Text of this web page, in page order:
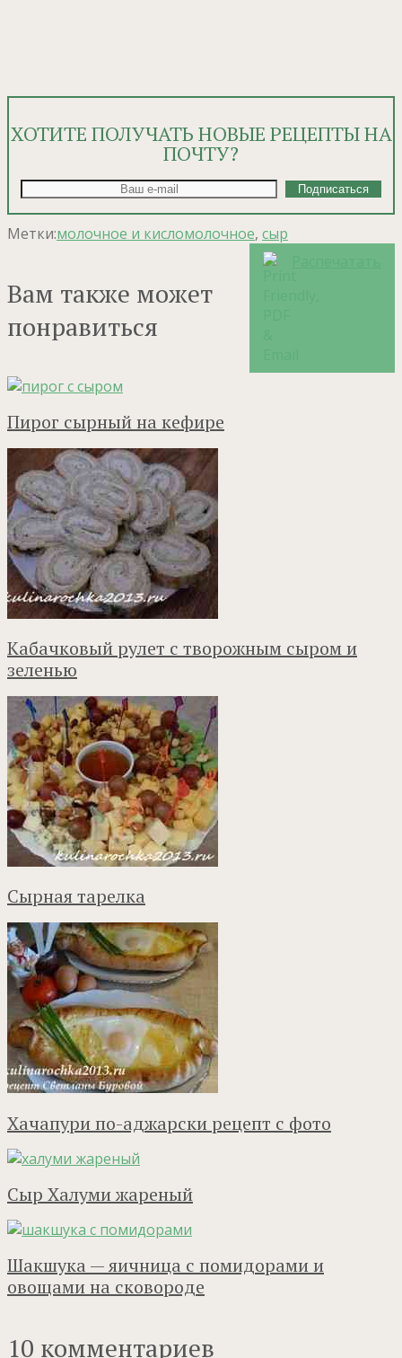
ХОТИТЕ ПОЛУЧАТЬ НОВЫЕ РЕЦЕПТЫ НА
ПОЧТУ?
Метки:молочное и кисломолочное, сыр
Вам также может
понравиться
Пирог сырный на кефире
Кабачковый рулет с творожным сыром и
зеленью
Сырная тарелка
Хачапури по-аджарски рецепт с фото
Сыр Халуми жареный
Шакшука — яичница с помидорами и
овощами на сковороде
10 комментариев